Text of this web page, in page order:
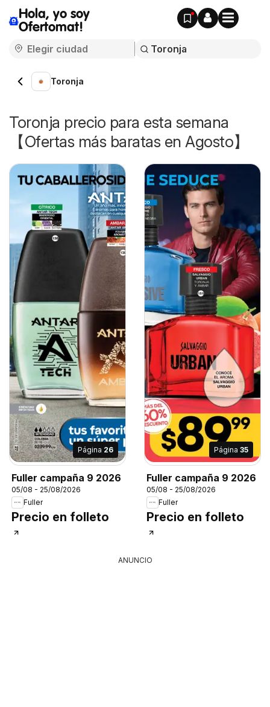
Hola, yo soy
Ofertomat!
Toronja
Toronja precio para esta semana
【Ofertas más baratas en Agosto】
Página 26
Fuller campaña 9 2026
05/08 - 25/08/2026
Fuller
Precio en folleto
Página 35
Fuller campaña 9 2026
05/08 - 25/08/2026
Fuller
Precio en folleto
ANUNCIO